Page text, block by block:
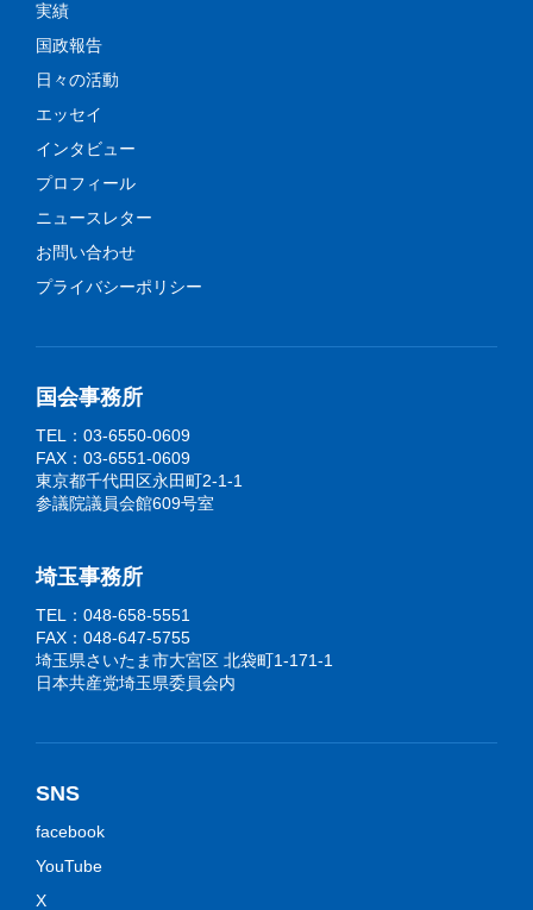
実績
国政報告
日々の活動
エッセイ
インタビュー
プロフィール
ニュースレター
お問い合わせ
プライバシーポリシー
国会事務所
TEL：03-6550-0609
FAX：03-6551-0609
東京都千代田区永田町2-1-1
参議院議員会館609号室
埼玉事務所
TEL：048-658-5551
FAX：048-647-5755
埼玉県さいたま市大宮区 北袋町1-171-1
日本共産党埼玉県委員会内
SNS
facebook
YouTube
X